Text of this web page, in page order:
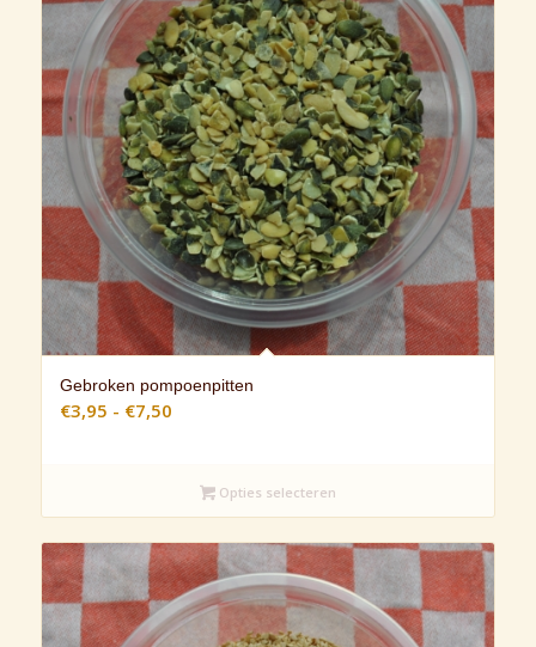
Gebroken pompoenpitten
€3,95 - €7,50Prijsklasse:
€7,50Opties selecteren